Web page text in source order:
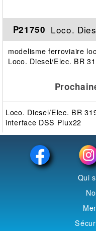
P21750 Loco.
modelisme ferroviaire
Loco. Diesel/Elec. BR
Loco. Diesel/Elec. BR
interface DSS Plux22
Qui